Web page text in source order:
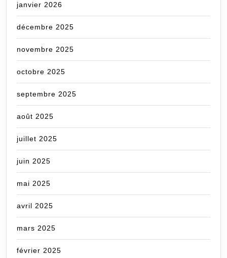
janvier 2026
décembre 2025
novembre 2025
octobre 2025
septembre 2025
août 2025
juillet 2025
juin 2025
mai 2025
avril 2025
mars 2025
février 2025